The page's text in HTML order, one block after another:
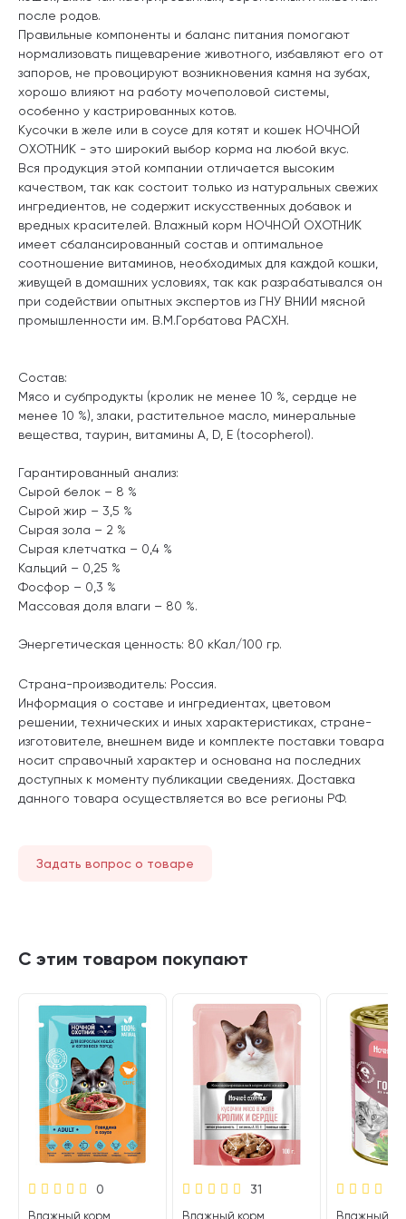
после родов.
Правильные компоненты и баланс питания помогают
нормализовать пищеварение животного, избавляют его от
запоров, не провоцируют возникновения камня на зубах,
хорошо влияют на работу мочеполовой системы,
особенно у кастрированных котов.
Кусочки в желе или в соусе для котят и кошек НОЧНОЙ
ОХОТНИК - это широкий выбор корма на любой вкус.
Вся продукция этой компании отличается высоким
качеством, так как состоит только из натуральных свежих
ингредиентов, не содержит искусственных добавок и
вредных красителей. Влажный корм НОЧНОЙ ОХОТНИК
имеет сбалансированный состав и оптимальное
соотношение витаминов, необходимых для каждой кошки,
живущей в домашних условиях, так как разрабатывался он
при содействии опытных экспертов из ГНУ ВНИИ мясной
промышленности им. В.М.Горбатова РАСХН.
Состав:
Мясо и субпродукты (кролик не менее 10 %, сердце не
менее 10 %), злаки, растительное масло, минеральные
вещества, таурин, витамины А, D, E (tocopherol).
Гарантированный анализ:
Сырой белок – 8 %
Сырой жир – 3,5 %
Сырая зола – 2 %
Сырая клетчатка – 0,4 %
Кальций – 0,25 %
Фосфор – 0,3 %
Массовая доля влаги – 80 %.
Энергетическая ценность: 80 кКал/100 гр.
Страна-производитель: Россия.
Информация о составе и ингредиентах, цветовом
решении, технических и иных характеристиках, стране-
изготовителе, внешнем виде и комплекте поставки товара
носит справочный характер и основана на последних
доступных к моменту публикации сведениях. Доставка
данного товара осуществляется во все регионы РФ.
Задать вопрос о товаре
С этим товаром покупают
0
Влажный корм
31
Влажный корм
Влажный